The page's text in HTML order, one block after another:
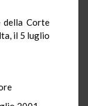
della Corte
il 5 luglio